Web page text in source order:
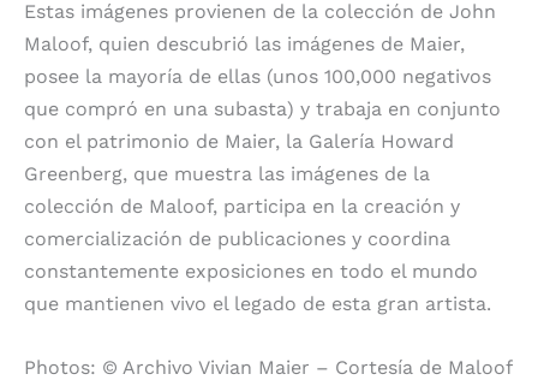
Estas imágenes provienen de la colección de John
Maloof, quien descubrió las imágenes de Maier,
posee la mayoría de ellas (unos 100,000 negativos
que compró en una subasta) y trabaja en conjunto
con el patrimonio de Maier, la Galería Howard
Greenberg, que muestra las imágenes de la
colección de Maloof, participa en la creación y
comercialización de publicaciones y coordina
constantemente exposiciones en todo el mundo
que mantienen vivo el legado de esta gran artista.
Photos: © Archivo Vivian Maier – Cortesía de Maloof